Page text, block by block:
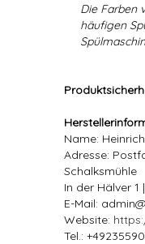
Die Farben
häufigen
Name:
Adresse:
Schalksmühle
In der Hälver 1
E-Mail:
Website:
Tel.: